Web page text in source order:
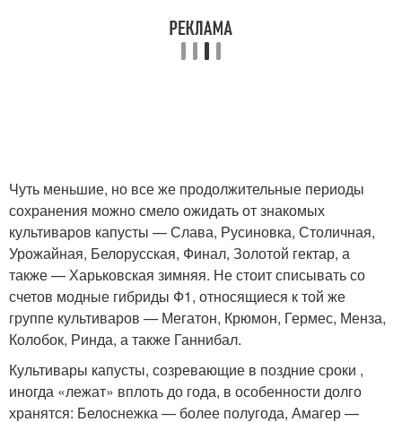
Чуть меньшие, но все же продолжительные периоды
сохранения можно смело ожидать от знакомых
культиваров капусты — Слава, Русиновка, Столичная,
Урожайная, Белорусская, Финал, Золотой гектар, а
также — Харьковская зимняя. Не стоит списывать со
счетов модные гибриды Ф1, относящиеся к той же
группе культиваров — Мегатон, Крюмон, Гермес, Менза,
Колобок, Ринда, а также Ганнибал.
Культивары капусты, созревающие в поздние сроки ,
иногда «лежат» вплоть до года, в особенности долго
хранятся: Белоснежка — более полугода, Амагер —